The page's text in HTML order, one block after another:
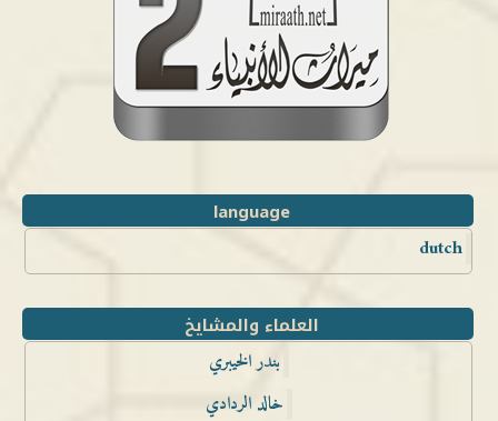
language
dutch
العلماء والمشايخ
بندر الخيبري
خالد الردادي